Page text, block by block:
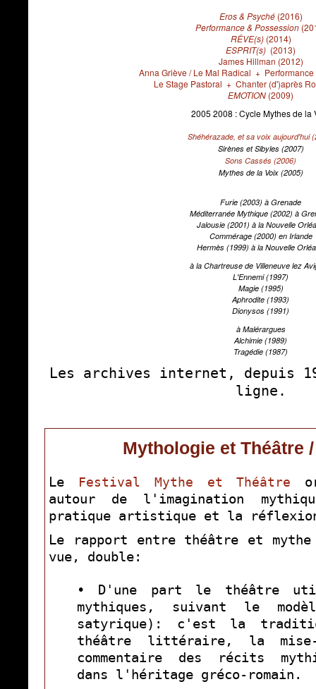
Eros & Psyché(2016)
Performance & Possession
RÊVE(s) (2014)
ESPRIT(s) (2013)
James Hillman (2012)
Anna Griève / Le Mal Radical +
Le Stage Pastoral + Chanter (d')après
EMOTION (2009)
2005 2008 : Cycle Mythes de la
Shéhérazade, et sa voix aujourd'hui
Sirènes et Sibyles (2007)
Sons Cassés (2006)
Mythes de la Voix (2005)
Furie (2003) à Grenade
Méditerranée Mythique (2002) à
Jalousie (2001) à la Nouvelle
Commérage (2000) en Irlande
Hermès (1999) à la Nouvelle
à la Chartreuse de Villeneuve lez
L'Ennemi (1997)
Magie (1995)
Aphrodite (1993)
Dionysos (1991)
à Malérargues
Alchimie (1989)
Tragédie (1987)
Les archives internet, depuis
ligne.
Mythologie et Théâtre
Le Festival Mythe et Théâtre
autour de l'imagination
pratique artistique et la
Le rapport entre théâtre et
vue, double:
• D'une part le théâtre
mythiques, suivant le
satyrique): c'est la
théâtre littéraire, la
commentaire des récits
dans l'héritage gréco-romain.